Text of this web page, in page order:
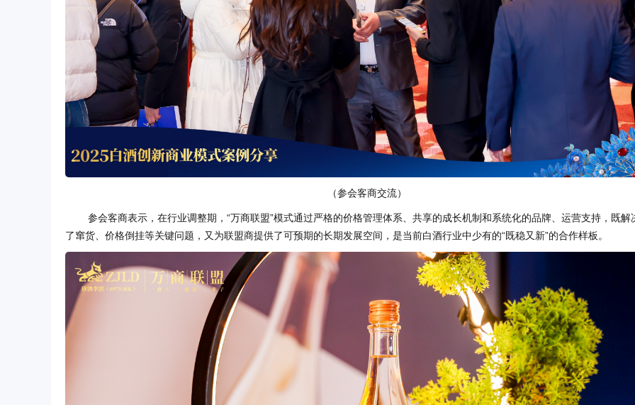
（参会客商交流）
参会客商表示，在行业调整期，“万商联盟”模式通过严格的价格管理体系、共享的成长机制和系统化的品牌、运营支持，既解
了窜货、价格倒挂等关键问题，又为联盟商提供了可预期的长期发展空间，是当前白酒行业中少有的“既稳又新”的合作样板。